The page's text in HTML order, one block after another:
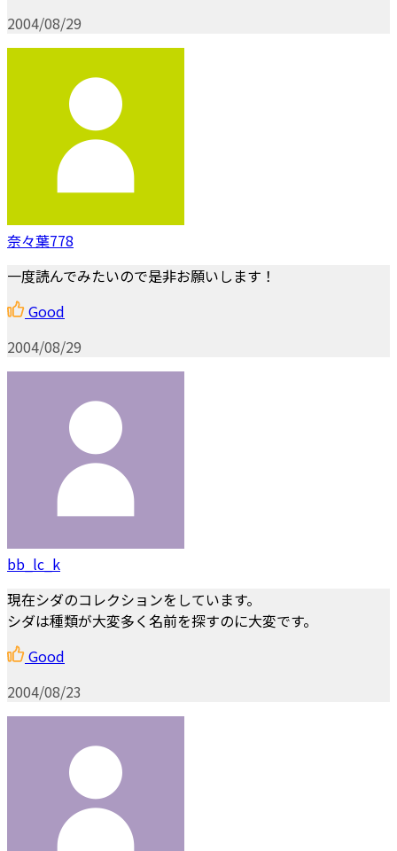
2004/08/29
奈々葉778
一度読んでみたいので是非お願いします！
Good
2004/08/29
bb_lc_k
現在シダのコレクションをしています。
シダは種類が大変多く名前を探すのに大変です。
Good
2004/08/23